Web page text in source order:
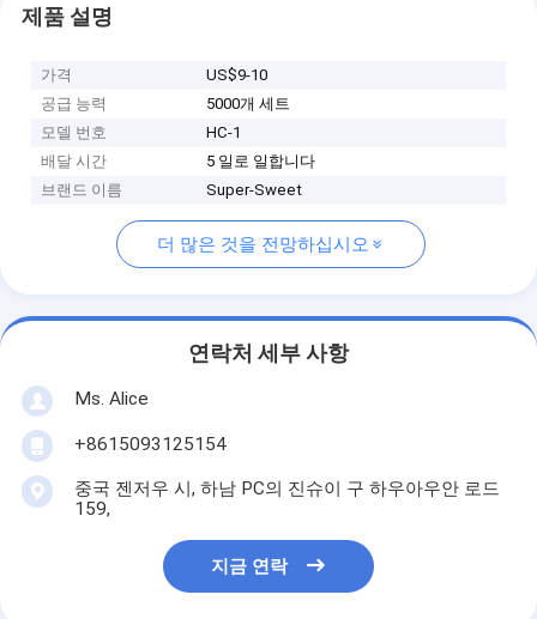
제품 설명
가격
US$9-10
공급 능력
5000개 세트
모델 번호
HC-1
배달 시간
5 일로 일합니다
브랜드 이름
Super-Sweet
더 많은 것을 전망하십시오
연락처 세부 사항
Ms. Alice
+8615093125154
중국 젠저우 시, 하남 PC의 진슈이 구 하우아우안 로드
159,
지금 연락